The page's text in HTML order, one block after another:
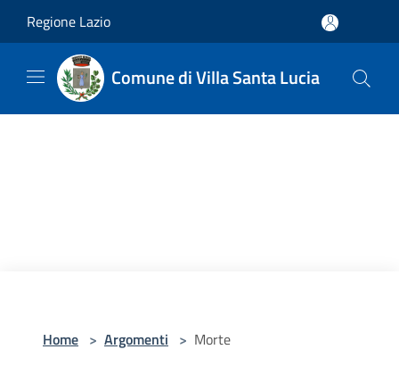
Regione Lazio
Comune di Villa Santa Lucia
Home > Argomenti > Morte